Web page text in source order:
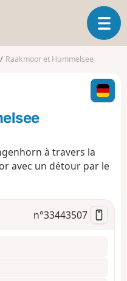
O
u
i
r
l
i
t
Raakmoor et Hummelsee
à travers la
avec un détour par le
n°33443507